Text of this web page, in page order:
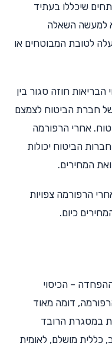
שיכללו בעתיד
למעשה השאלה
לטובת המבוטחים או
הבריאות חוזה סגור בין
חברת הביטוח לצמצם
אחרי הרפורמה
הביטוח יכולות
המחירים.
הרפורמה צפויות
כיום.
– הכיסוי
דומה מאוד
במסגרת הרובד
כללית מושלם, לאומית